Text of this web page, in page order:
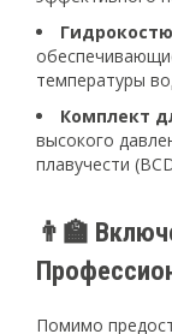
температуры
Комплект
высокого
плавучести
👨‍🏫
Помимо